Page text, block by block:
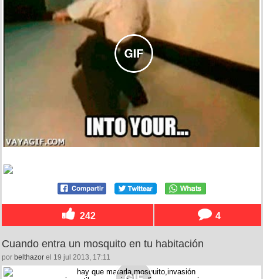
242 4
Cuando entra un mosquito en tu habitación
por belthazor el 19 jul 2013, 17:11